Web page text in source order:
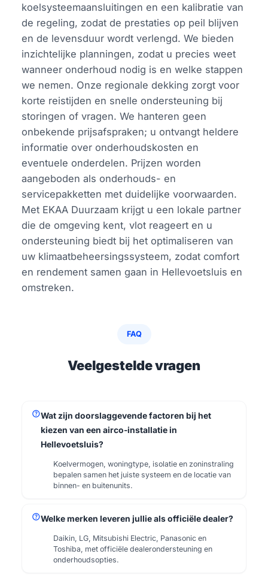
koelsysteemaansluitingen en een kalibratie van
de regeling, zodat de prestaties op peil blijven
en de levensduur wordt verlengd. We bieden
inzichtelijke planningen, zodat u precies weet
wanneer onderhoud nodig is en welke stappen
we nemen. Onze regionale dekking zorgt voor
korte reistijden en snelle ondersteuning bij
storingen of vragen. We hanteren geen
onbekende prijsafspraken; u ontvangt heldere
informatie over onderhoudskosten en
eventuele onderdelen. Prijzen worden
aangeboden als onderhouds- en
servicepakketten met duidelijke voorwaarden.
Met EKAA Duurzaam krijgt u een lokale partner
die de omgeving kent, vlot reageert en u
ondersteuning biedt bij het optimaliseren van
uw klimaatbeheersingssysteem, zodat comfort
en rendement samen gaan in Hellevoetsluis en
omstreken.
FAQ
Veelgestelde vragen
helpWat zijn doorslaggevende factoren bij het
kiezen van een airco-installatie in
Hellevoetsluis?
Koelvermogen, woningtype, isolatie en zoninstraling
bepalen samen het juiste systeem en de locatie van
binnen- en buitenunits.
helpWelke merken leveren jullie als officiële dealer?
Daikin, LG, Mitsubishi Electric, Panasonic en
Toshiba, met officiële dealerondersteuning en
onderhoudsopties.